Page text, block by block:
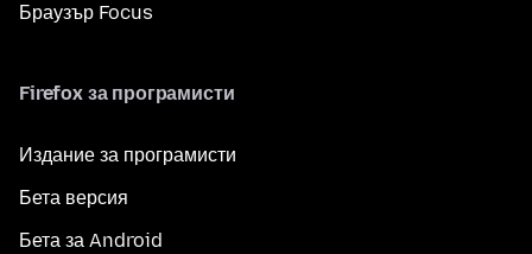
Браузър Focus
Firefox за програмисти
Издание за програмисти
Бета версия
Бета за Android